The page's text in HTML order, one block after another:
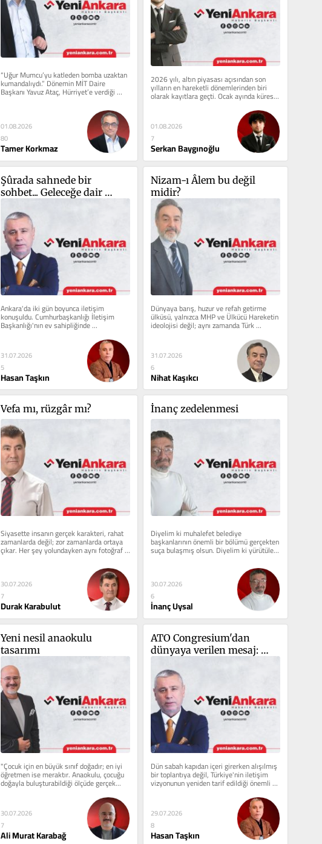
“Uğur Mumcu’yu katleden bomba uzaktan
kumandalıydı.” Dönemin MİT Daire
Başkanı Yavuz Ataç, Hürriyet’e verdiği
beyanatta söyledi, bu...
01.08.2026
80
Tamer Korkmaz
2026 yılı, altın piyasası açısından son
yılların en hareketli dönemlerinden biri
olarak kayıtlara geçti. Ocak ayında küresel
jeopolitik...
01.08.2026
7
Serkan Baygınoğlu
Şûrada sahnede bir
sohbet... Geleceğe dair
Ankara'da iki gün boyunca iletişim
konuşuldu. Cumhurbaşkanlığı İletişim
Başkanlığı'nın ev sahipliğinde
gerçekleştirilen 2....
31.07.2026
5
Hasan Taşkın
Nizam-ı Âlem bu değil
midir?
Dünyaya barış, huzur ve refah getirme
ülküsü, yalnızca MHP ve Ülkücü Hareketin
ideolojisi değil; aynı zamanda Türk
Devleti’nin siyaset...
31.07.2026
6
Nihat Kaşıkcı
Vefa mı, rüzgâr mı?
Siyasette insanın gerçek karakteri, rahat
zamanlarda değil; zor zamanlarda ortaya
çıkar. Her şey yolundayken aynı fotoğraf
karesinde yer almak...
30.07.2026
7
Durak Karabulut
İnanç zedelenmesi
Diyelim ki muhalefet belediye
başkanlarının önemli bir bölümü gerçekten
suça bulaşmış olsun. Diyelim ki yürütülen
soruşturmaların...
30.07.2026
6
İnanç Uysal
Yeni nesil anaokulu
tasarımı
"Çocuk için en büyük sınıf doğadır; en iyi
öğretmen ise meraktır. Anaokulu, çocuğu
doğayla buluşturabildiği ölçüde gerçek...
30.07.2026
7
Ali Murat Karabağ
ATO Congresium'dan
dünyaya verilen mesaj:
Dün sabah kapıdan içeri girerken alışılmış
bir toplantıya değil, Türkiye'nin iletişim
vizyonunun yeniden tarif edildiği önemli
bir...
29.07.2026
8
Hasan Taşkın